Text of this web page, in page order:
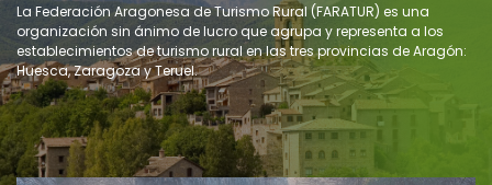
La Federación Aragonesa de Turismo Rural (FARATUR) es una
organización sin ánimo de lucro que agrupa y representa a los
establecimientos de turismo rural en las tres provincias de Aragón:
Huesca, Zaragoza y Teruel.